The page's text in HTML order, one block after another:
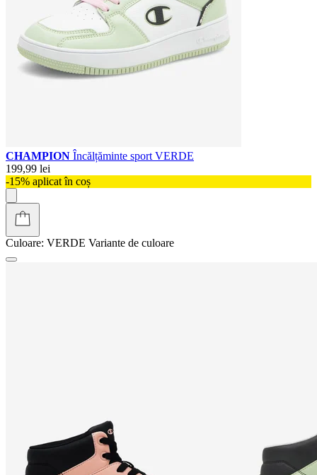
CHAMPION Încălțăminte sport VERDE
199,99 lei
-15% aplicat în coș
Culoare: VERDE Variante de culoare